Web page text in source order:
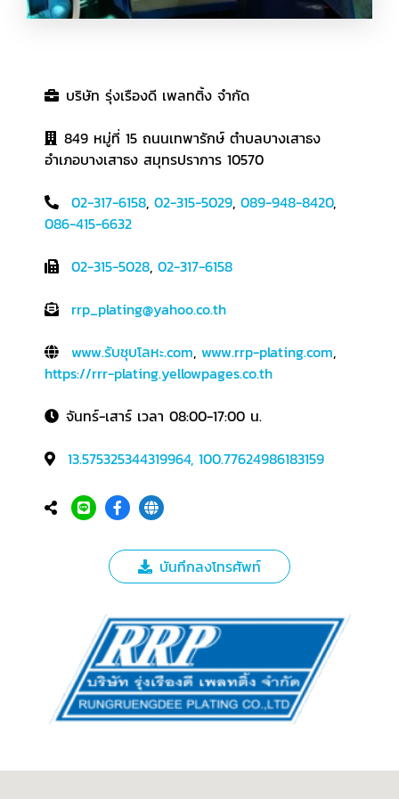
บริษัท รุ่งเรืองดี เพลทติ้ง จำกัด
849 หมู่ที่ 15 ถนนเทพารักษ์ ตำบลบางเสาธง
อำเภอบางเสาธง สมุทรปราการ 10570
02-317-6158, 02-315-5029, 089-948-8420,
086-415-6632
02-315-5028, 02-317-6158
rrp_plating@yahoo.co.th
www.รับชุบโลหะ.com, www.rrp-plating.com,
https://rrr-plating.yellowpages.co.th
จันทร์-เสาร์ เวลา 08:00-17:00 น.
13.575325344319964, 100.77624986183159
บันทึกลงโทรศัพท์